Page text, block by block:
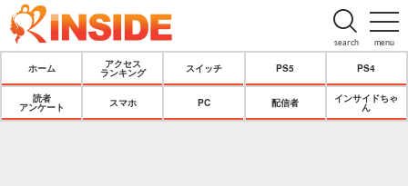
menu
search
ホーム
アクセス
ランキング
スイッチ PS5 PS4
読者
アンケート
スマホ PC 配信者
インサイドちゃ
ん